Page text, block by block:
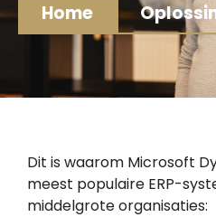
Home
Dit is waarom Microsoft
meest populaire ERP-
middelgrote organisaties: